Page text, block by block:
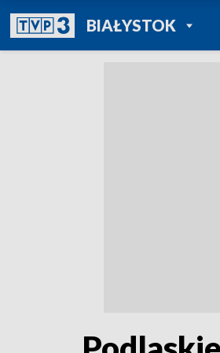
BIAŁYSTOKPOWRÓT DO
TVP REGIONY